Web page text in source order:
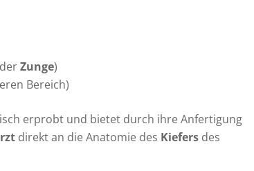
Zunge)
Bereich)
erprobt und bietet durch ihre Anfertigung
direkt an die Anatomie des Kiefers des